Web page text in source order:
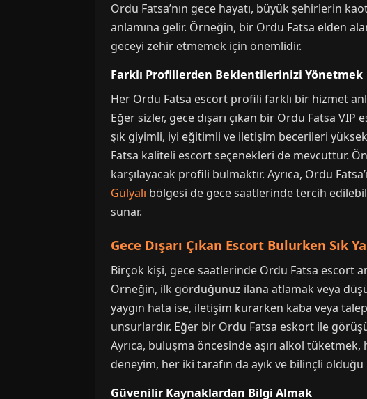
Ordu Fatsa’nın gece hayatı, büyük şehirlerin
anlamına gelir. Örneğin, bir Ordu Fatsa elden
geceyi zehir etmemek için önemlidir.
Farklı Profillerden Beklentilerinizi Yönetmek
Her Ordu Fatsa escort profili farklı bir hizmet
Eğer sizler, gece dışarı çıkan bir Ordu Fatsa
şık giyimli, iyi eğitimli ve iletişim becerileri
Fatsa kaliteli escort seçenekleri de mevcuttur.
karşılayacak profili bulmaktır. Ayrıca, Ordu
Gülyalı bölgesi de gece saatlerinde tercih
sunar.
Gece Dışarı Çıkan Escort Bulurken Sık
Birçok kişi, gece saatlerinde Ordu Fatsa escort
Örneğin, ilk gördüğünüz ilana atlamak veya
yaygın hata ise, iletişim kurarken kaba veya
unsurlardır. Eğer bir Ordu Fatsa eskort ile
Ayrıca, buluşma öncesinde aşırı alkol
deneyim, her iki tarafın da ayık ve bilinçli
Güvenilir Kaynaklardan Bilgi Almak